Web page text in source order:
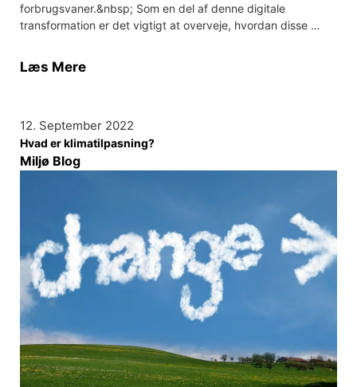
forbrugsvaner.&nbsp; Som en del af denne digitale
transformation er det vigtigt at overveje, hvordan disse …
Læs Mere
12. September 2022
Hvad er klimatilpasning?
Miljø Blog